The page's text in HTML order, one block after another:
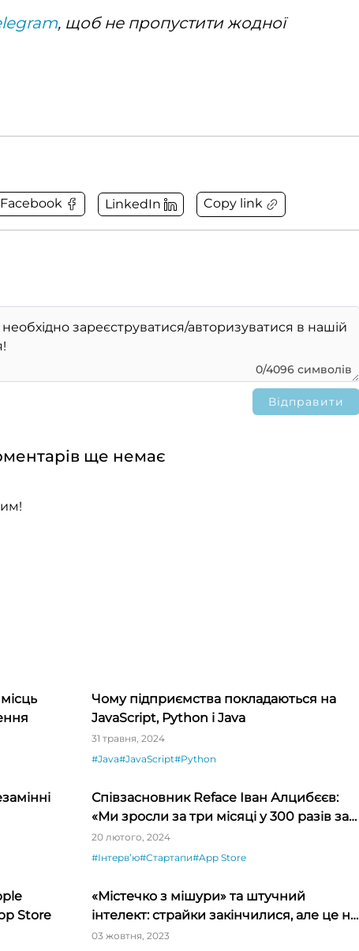
, щоб не пропустити жодної
Facebook LinkedIn Copy link
0/4096 символів
ще немає
Чому підприємства покладаються на
JavaScript, Python і Java
31 травня, 2024
#Java#JavaScript#Python
Співзасновник Reface Іван Алцибєєв:
«Ми зросли за три місяці у 300 разів за
рахунок емоції та новизни»
20 лютого, 2024
#Інтервʼю#Стартапи#App Store
Store
«Містечко з мішури» та штучний
інтелект: страйки закінчилися, але це не
кінець
03 жовтня, 2023